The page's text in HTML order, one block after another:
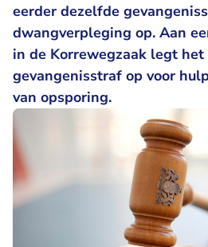
eerder dezelfde
dwangverpleging op. Aan
in de Korrewegzaak legt het
gevangenisstraf op voor
van opsporing.